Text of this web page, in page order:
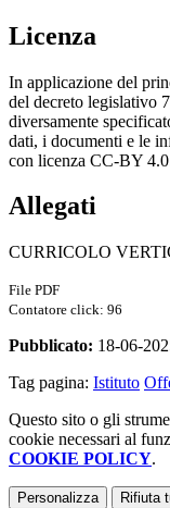
Licenza
In applicazione del
del decreto legislativo
diversamente
dati, i documenti e le
con licenza CC-BY
Allegati
CURRICOLO
File PDF
Contatore click: 96
Pubblicato: 18-06-
Tag pagina: Istituto
Questo sito o gli
cookie necessari al
COOKIE POLICY.
Personalizza Rifiuta